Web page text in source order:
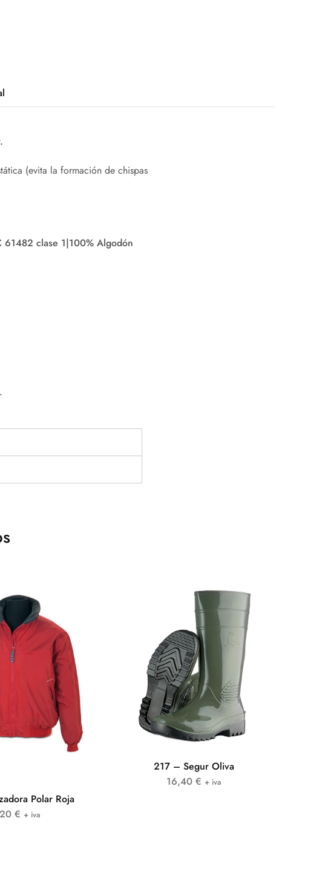
(evita la formación de chispas
61482 clase 1|100% Algodón
Polar Roja
€ + iva
217 – Segur Oliva
16,40 € + iva